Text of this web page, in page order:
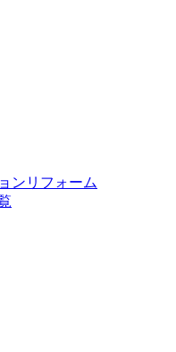
ンリフォーム